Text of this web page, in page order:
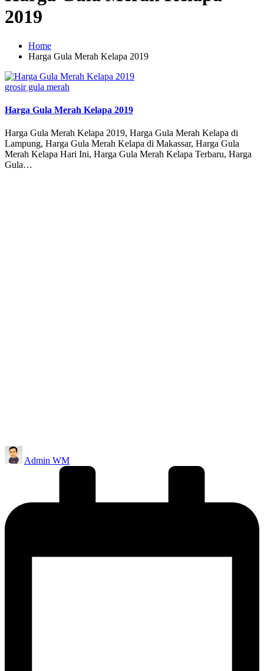
2019
Home
Harga Gula Merah Kelapa 2019
Posted
grosir gula merah
Harga Gula Merah Kelapa 2019
Harga Gula Merah Kelapa 2019, Harga Gula Merah Kelapa di
Lampung, Harga Gula Merah Kelapa di Makassar, Harga Gula
Merah Kelapa Hari Ini, Harga Gula Merah Kelapa Terbaru, Harga
Gula…
Posted
by
Admin WM